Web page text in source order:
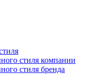
стиля компании
стиля бренда